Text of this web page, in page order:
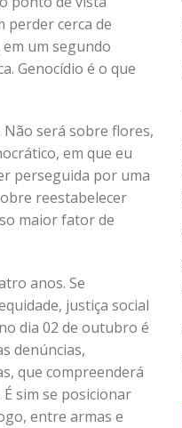
perder cerca de
um segundo
Genocídio é o que
será sobre flores,
em que eu
perseguida por uma
reestabelecer
maior fator de
anos. Se
justiça social
dia 02 de outubro é
denúncias,
que compreenderá
sim se posicionar
entre armas e